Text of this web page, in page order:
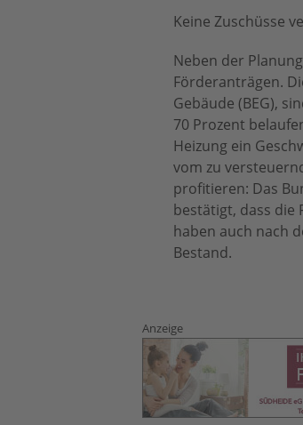
Keine Zuschüsse
Neben der
Förderanträgen.
Gebäude (BEG),
70 Prozent
Heizung ein
vom zu
profitieren: Das
bestätigt, dass die
haben auch nach
Bestand.
Anzeige